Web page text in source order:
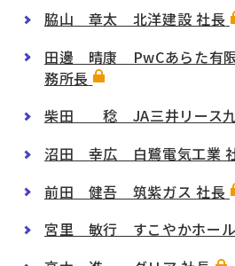
脇山 章太 北洋建設 社長
田邊 晴康 PwCあらた有
務所長
柴田 稔 JA三井リース九
沼田 幸広 白鷺電気工業
前田 健吾 筑紫ガス 社長
宮里 敏行 すこやかホール